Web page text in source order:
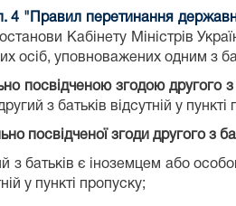
4 "Правил перетинання
Кабінету Міністрів
осіб, уповноважених одним з
посвідченою згодою другого з
з батьків відсутній у пункті
посвідченої згоди другого з
з батьків є іноземцем або
у пункті пропуску;